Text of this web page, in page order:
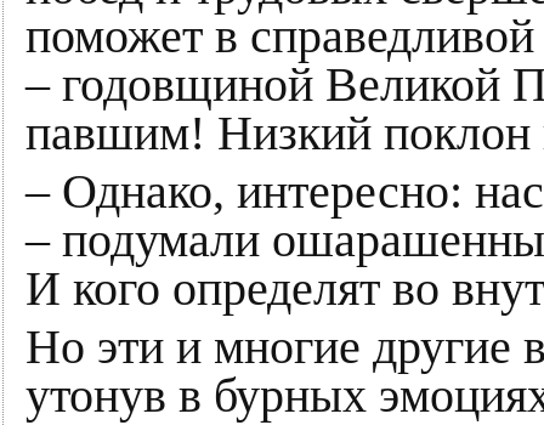
поможет в
– годовщиной Великой
павшим! Низкий поклон
– Однако, интересно:
– подумали
И кого определят во
Но эти и многие другие
утонув в бурных